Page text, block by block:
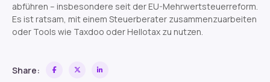
abführen – insbesondere seit der EU-Mehrwertsteuerreform.
Es ist ratsam, mit einem Steuerberater zusammenzuarbeiten
oder Tools wie Taxdoo oder Hellotax zu nutzen.
Share: